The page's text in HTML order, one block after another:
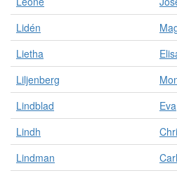
Lidén
Lietha
Liljenberg
Lindblad
Eva
Lindh
Lindman